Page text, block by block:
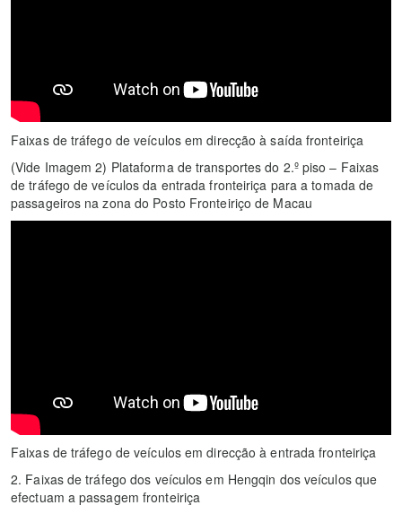
Faixas de tráfego de veículos em direcção à saída fronteiriça
(Vide Imagem 2) Plataforma de transportes do 2.º piso – Faixas
de tráfego de veículos da entrada fronteiriça para a tomada de
passageiros na zona do Posto Fronteiriço de Macau
Faixas de tráfego de veículos em direcção à entrada fronteiriça
2. Faixas de tráfego dos veículos em Hengqin dos veículos que
efectuam a passagem fronteiriça